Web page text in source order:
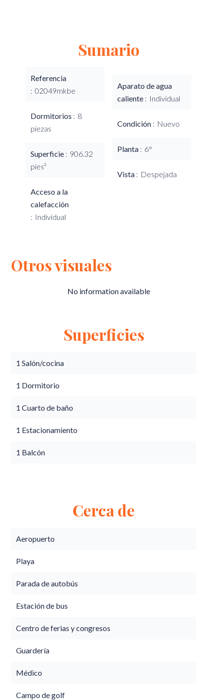
Sumario
Referencia
02049mkbe
Dormitorios
8
piezas
Superficie
906.32
pies²
Acceso a la
calefacción
Individual
Aparato de agua
caliente
Individual
Condición Nuevo
Planta 6°
Vista Despejada
Otros visuales
No information available
Superficies
1 Salón/cocina
1 Dormitorio
1 Cuarto de baño
1 Estacionamiento
1 Balcón
Cerca de
Aeropuerto
Playa
Parada de autobús
Estación de bus
Centro de ferias y congresos
Guardería
Médico
Campo de golf